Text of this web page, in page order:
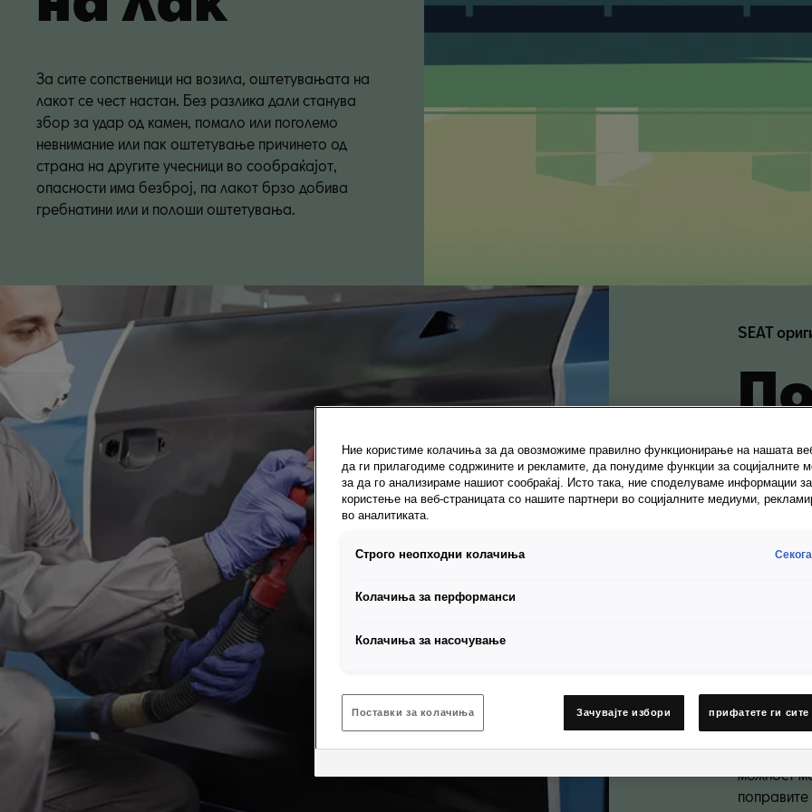
За сите сопственици на возила, оштетувањата на
лакот се чест настан. Без разлика дали станува
збор за удар од камен, помало или поголемо
невнимание или пак оштетување причинето од
страна на другите учесници во сообраќајот,
опасности има безброј, па лакот брзо добива
гребнатини или и полоши оштетувања.
SEAT
на
естетски
обемни
и големо
до
до
можност
поправите
Ние користиме колачиња за да овозможиме правилно функционирање на нашата
да ги прилагодиме содржините и рекламите, да понудиме функции за социјалните
за да го анализираме нашиот сообраќај. Исто така, ние споделуваме информации
користење на веб-страницата со нашите партнери во социјалните медиуми,
во аналитиката.
Строго неопходни колачиња
Колачиња за перформанси
Колачиња за насочување
Поставки за колачиња Зачувајте избори прифатете ги